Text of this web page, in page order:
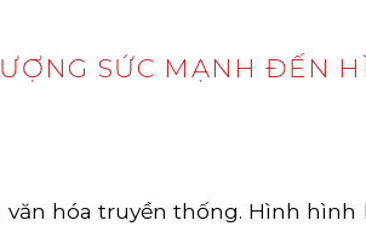
SỨC MẠNH ĐẾN
hóa truyền thống. Hình hình